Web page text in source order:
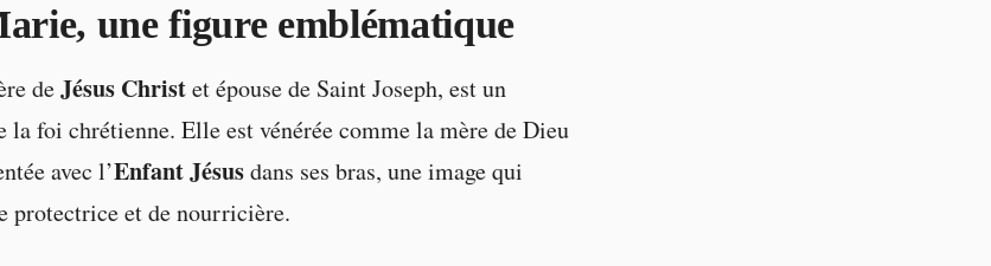
une figure emblématique
deJésus Christet épouse de Saint Joseph, est un
la foi chrétienne. Elle est vénérée comme la mère de Dieu
avec l’Enfant Jésusdans ses bras, une image qui
protectrice et de nourricière.